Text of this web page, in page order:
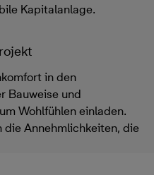
Kapitalanlage.
in den
Bauweise und
Wohlfühlen einladen.
die Annehmlichkeiten, die